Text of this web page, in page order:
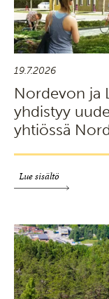
19.7.2026
Nordevon ja
yhdistyy
yhtiössä
Lue sisältö